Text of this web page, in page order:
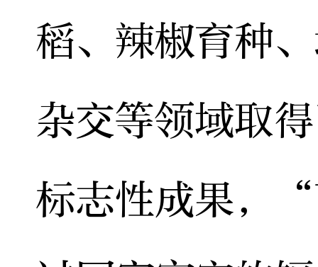
稻、辣椒育种
杂交等领域取
标志性成果，